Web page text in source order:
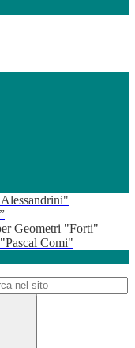
Geometri "Forti"
Comi"